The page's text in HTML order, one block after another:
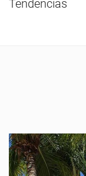
Tendencias